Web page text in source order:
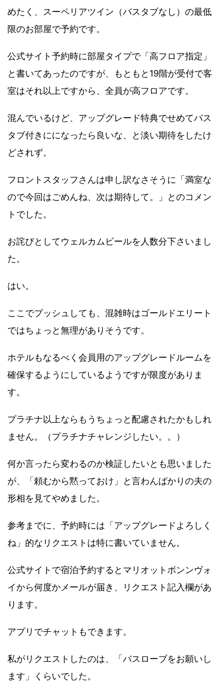
めたく、スーペリアツイン（バスタブなし）の最低
限のお部屋で予約です。
公式サイト予約時に部屋タイプで「高フロア指定」
と書いてあったのですが、もともと19階が受付で客
室はそれ以上ですから、全員が高フロアです。
混んでいるけど、アップグレード特典でせめてバス
タブ付きにになったら良いな、と淡い期待をしたけ
どされず。
フロントスタッフさんは申し訳なさそうに「満室な
ので今回はごめんね、次は期待して。」とのコメン
トでした。
お詫びとしてウェルカムビールを人数分下さいまし
た。
はい。
ここでプッシュしても、混雑時はゴールドエリート
ではちょっと無理がありそうです。
ホテルもなるべく会員用のアップグレードルームを
確保するようにしているようですが限度がありま
す。
プラチナ以上ならもうちょっと配慮されたかもしれ
ません。（プラチナチャレンジしたい。。）
何か言ったら変わるのか検証したいとも思いました
が、「頼むから黙っておけ」と言わんばかりの夫の
形相を見てやめました。
参考までに、予約時には「アップグレードよろしく
ね」的なリクエストは特に書いていません。
公式サイトで宿泊予約するとマリオットボンンヴォ
イから何度かメールが届き、リクエスト記入欄があ
ります。
アプリでチャットもできます。
私がリクエストしたのは、「バスローブをお願いし
ます」くらいでした。